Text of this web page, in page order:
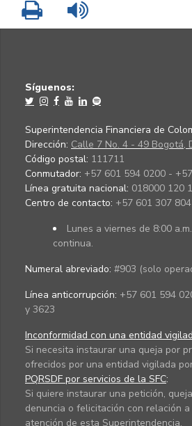
Imprimir
Síguenos:
Superintendencia Financiera de
Dirección: Calle 7 No. 4 - 49 Bogotá,
Código postal: 111711
Conmutador: +57 601 594 0200 -
Línea gratuita nacional: 018000 120
Centro de contacto: +57 601 307
Lunes a viernes de 8:00
continua.
Numeral abreviado: #903 (solo
Línea anticorrupción: +57 601 594
y 3623
Inconformidad con una entidad
Si necesita instaurar una queja por
ofrecidos por una entidad vigilada
PQRSDF por servicios de la SFC:
Si quiere instaurar una petición,
denuncia o felicitación con relación
atención de esta Superintendencia.